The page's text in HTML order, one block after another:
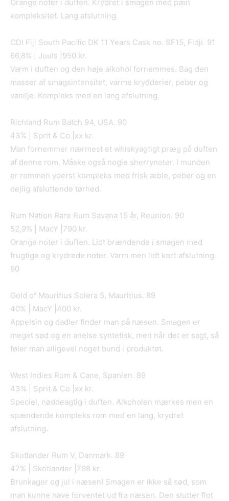
Orange noter i duften. Krydret i smagen med pæn
kompleksitet. Lang afslutning.
CDI Fiji South Pacific DK 11 Years Cask no. SF15, Fidji. 91
66,8% | Juuls |950 kr.
Varm i duften og den høje alkohol fornemmes. Bag den
masser af smagsintensitet, varme krydderier, peber og
vanilje. Kompleks med en lang afslutning.
Richland Rum Batch 94, USA. 90
43% | Sprit & Co |xx kr.
Man fornemmer nærmest et whiskyagtigt præg på duften
af denne rom. Måske også nogle sherrynoter. I munden
er rommen yderst kompleks med frisk æble, peber og en
dejlig afsluttende tørhed.
Rum Nation Rare Rum Savana 15 år, Reunion. 90
52,9% | MacY |790 kr.
Orange noter i duften. Lidt brændende i smagen med
frugtige og krydrede noter. Varm men lidt kort afslutning.
90
Gold of Mauritius Solera 5, Mauritius. 89
40% | MacY |400 kr.
Appelsin og dadler finder man på næsen. Smagen er
meget sød og en anelse syntetisk, men når det er sagt, så
føler man alligevel noget bund i produktet.
West Indies Rum & Cane, Spanien. 89
43% | Sprit & Co |xx kr.
Speciel, nøddeagtig i duften. Alkoholen mærkes men en
spændende kompleks rom med en lang, krydret
afslutning.
Skotlander Rum V, Danmark. 89
47% | Skotlander |798 kr.
Brunkager og jul i næsen! Smagen er ikke så sød, som
man kunne have forventet ud fra næsen. Den slutter flot